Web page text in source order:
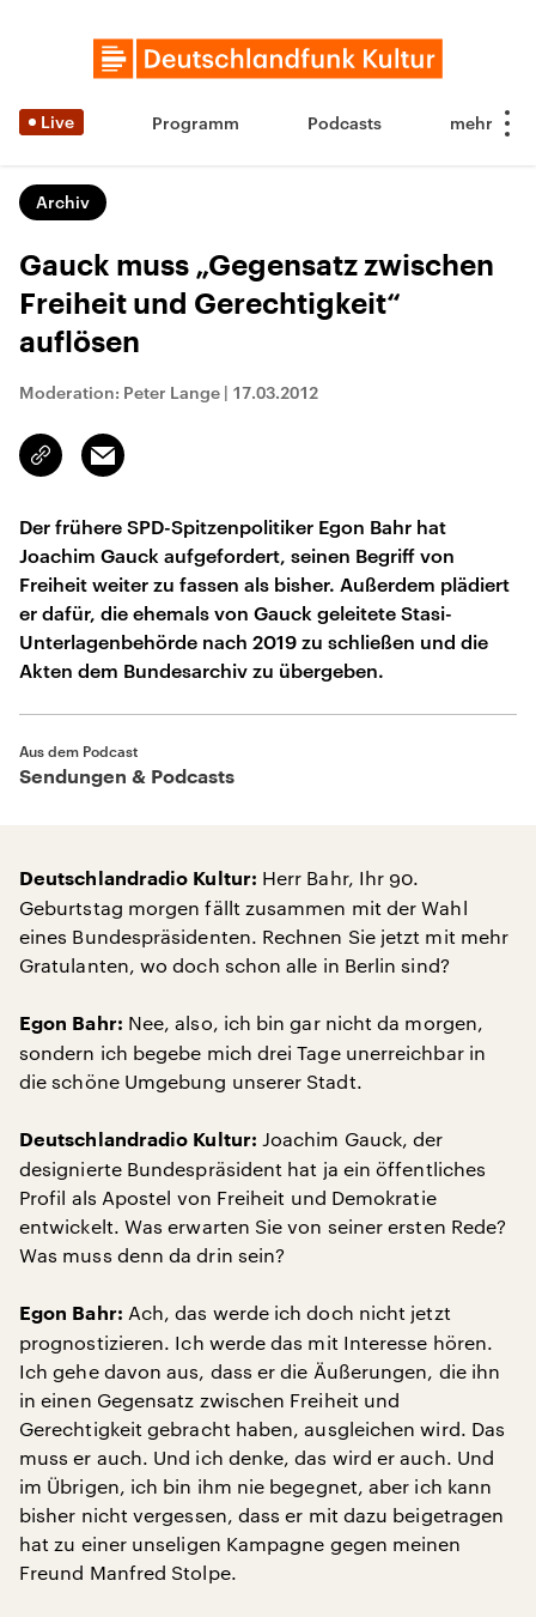
Live Programm Podcasts
Archiv
Gauck muss „Gegensatz zwischen
Freiheit und Gerechtigkeit“
auflösen
Moderation: Peter Lange | 17.03.2012
Link
kopieren/teilen
Email
Der frühere SPD-Spitzenpolitiker Egon Bahr hat
Joachim Gauck aufgefordert, seinen Begriff von
Freiheit weiter zu fassen als bisher. Außerdem plädiert
er dafür, die ehemals von Gauck geleitete Stasi-
Unterlagenbehörde nach 2019 zu schließen und die
Akten dem Bundesarchiv zu übergeben.
Aus dem Podcast
Sendungen & Podcasts
Deutschlandradio Kultur: Herr Bahr, Ihr 90.
Geburtstag morgen fällt zusammen mit der Wahl
eines Bundespräsidenten. Rechnen Sie jetzt mit mehr
Gratulanten, wo doch schon alle in Berlin sind?
Egon Bahr: Nee, also, ich bin gar nicht da morgen,
sondern ich begebe mich drei Tage unerreichbar in
die schöne Umgebung unserer Stadt.
Deutschlandradio Kultur: Joachim Gauck, der
designierte Bundespräsident hat ja ein öffentliches
Profil als Apostel von Freiheit und Demokratie
entwickelt. Was erwarten Sie von seiner ersten Rede?
Was muss denn da drin sein?
Egon Bahr: Ach, das werde ich doch nicht jetzt
prognostizieren. Ich werde das mit Interesse hören.
Ich gehe davon aus, dass er die Äußerungen, die ihn
in einen Gegensatz zwischen Freiheit und
Gerechtigkeit gebracht haben, ausgleichen wird. Das
muss er auch. Und ich denke, das wird er auch. Und
im Übrigen, ich bin ihm nie begegnet, aber ich kann
bisher nicht vergessen, dass er mit dazu beigetragen
hat zu einer unseligen Kampagne gegen meinen
Freund Manfred Stolpe.